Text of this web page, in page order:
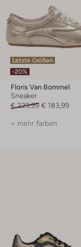
Letzte Größen
-20%
Floris Van Bommel
Sneaker
€ 229,99 € 183,99
+ mehr farben